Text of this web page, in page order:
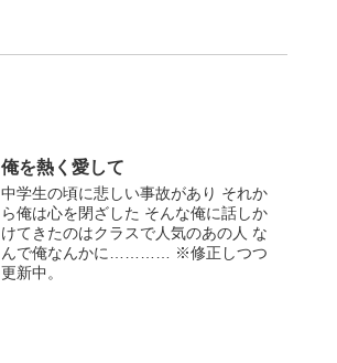
俺を熱く愛して
中学生の頃に悲しい事故があり それか
ら俺は心を閉ざした そんな俺に話しか
けてきたのはクラスで人気のあの人 な
んで俺なんかに………… ※修正しつつ
更新中。